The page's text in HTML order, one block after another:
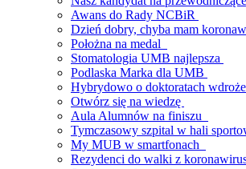
Awans do Rady NCBiR
Dzień dobry, chyba mam
Położna na medal
Stomatologia UMB najlepsza
Podlaska Marka dla UMB
Hybrydowo o doktoratach
Otwórz się na wiedzę
Aula Alumnów na finiszu
Tymczasowy szpital w hali
My MUB w smartfonach
Rezydenci do walki z